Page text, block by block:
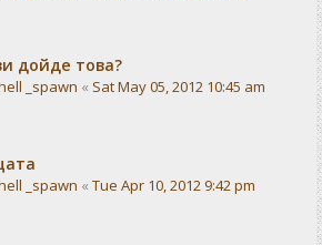
дойде това?
_spawn « Sat May 05, 2012 10:45 am
_spawn « Tue Apr 10, 2012 9:42 pm